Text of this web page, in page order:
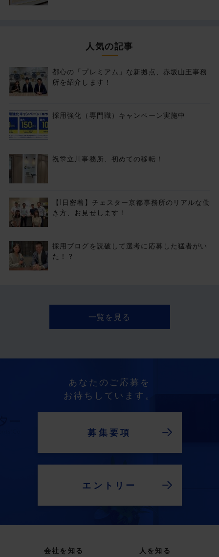
人気の記事
都心の「プレミアム」な新拠点、赤坂山王事務
所を紹介します！
採用強化（専門職）キャンペーン実施中
祝🎊立川事務所、初めての移転！
【1日密着】チェスター京都事務所のリアルな働
き方、お見せします！
採用ブログを読破して選考に応募した猛者がい
た！？
一覧を見る
あなたのご応募を
お待ちしています。
募集要項
エントリー
会社を知る 人を知る